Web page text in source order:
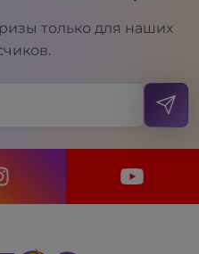
только для наших